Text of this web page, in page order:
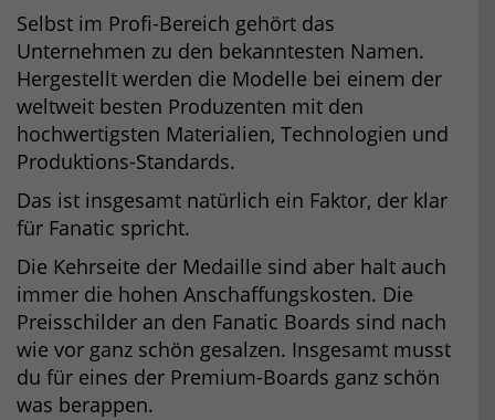
Selbst im Profi-Bereich gehört das
Unternehmen zu den bekanntesten Namen.
Hergestellt werden die Modelle bei einem der
weltweit besten Produzenten mit den
hochwertigsten Materialien, Technologien und
Produktions-Standards.
Das ist insgesamt natürlich ein Faktor, der klar
für Fanatic spricht.
Die Kehrseite der Medaille sind aber halt auch
immer die hohen Anschaffungskosten. Die
Preisschilder an den Fanatic Boards sind nach
wie vor ganz schön gesalzen. Insgesamt musst
du für eines der Premium-Boards ganz schön
was berappen.